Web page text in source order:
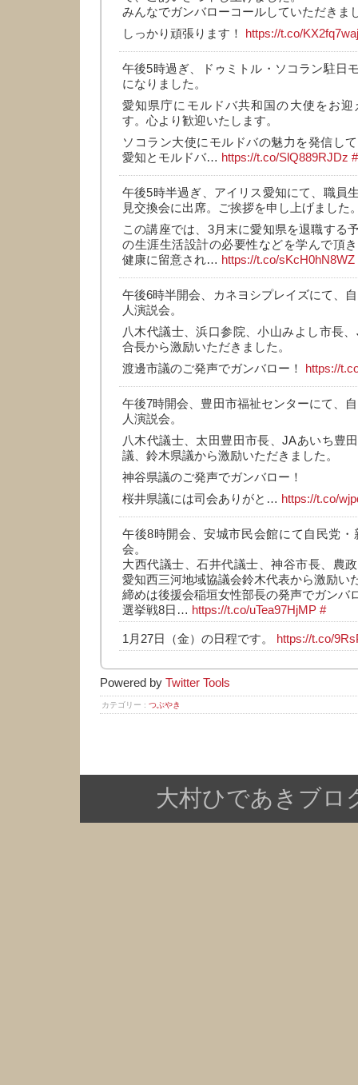
みんなでガンバローコールしていただきま
しっかり頑張ります！
https://t.co/
午後5時過ぎ、ドゥミトル・ソコラン駐日
になりました。
愛知県庁にモルドバ共和国の大使をお
す。心より歓迎いたします。
ソコラン大使にモルドバの魅力を発信し
愛知とモルドバ… https://t.co/SlQ889RJDz #
午後5時半過ぎ、アイリス愛知にて、職員
見交換会に出席。ご挨拶を申し上げました
この講座では、3月末に愛知県を退職する
の生涯生活設計の必要性などを学んで頂
健康に留意され… https://t.co/sKcH0hN8WZ
午後6時半開会、カネヨシプレイズにて、
人演説会。
八木代議士、浜口参院、小山みよし市長
合長から激励いただきました。
渡邊市議のご発声でガンバロー！
https://
午後7時開会、豊田市福祉センターにて、
人演説会。
八木代議士、太田豊田市長、JAあいち豊
議、鈴木県議から激励いただきました。
神谷県議のご発声でガンバロー！
桜井県議には司会ありがと… https://t.co/
午後8時開会、安城市民会館にて自民党
会。
大西代議士、石井代議士、神谷市長、農
愛知西三河地域協議会鈴木代表から激励い
締めは後援会稲垣女性部長の発声でガンバ
選挙戦8日… https://t.co/uTea97HjMP #
1月27日（金）の日程です。 https://t.co/
Powered by Twitter Tools
カテゴリー : つぶやき
大村ひであきブロ